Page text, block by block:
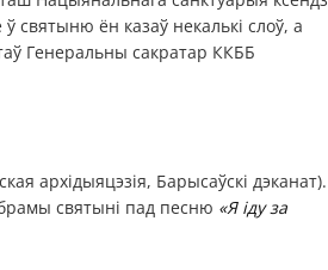
святыню ён казаў некалькі слоў, а
Генеральны сакратар ККББ
архідыяцэзія, Барысаўскі дэканат).
святыні пад песню «Я іду за